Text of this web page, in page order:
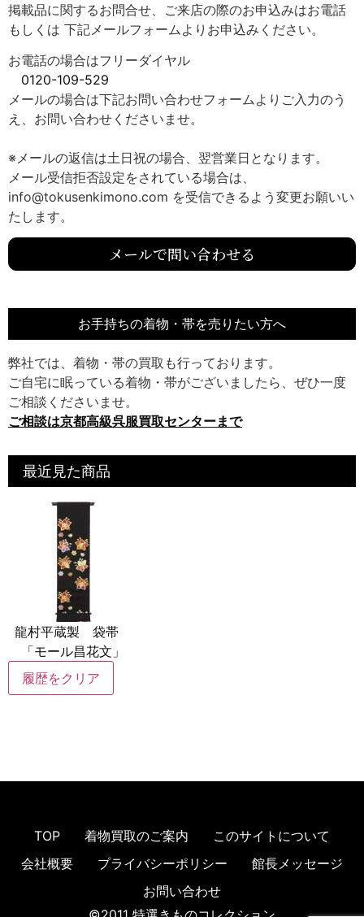
掲載品に関するお問合せ、ご来店の際のお申込みはお電話
もしくは 下記メールフォームよりお申込みください。
お電話の場合はフリーダイヤル
0120-109-529
メールの場合は下記お問い合わせフォームよりご入力のう
え、お問い合わせくださいませ。
※メールの返信は土日祝の場合、翌営業日となります。
メール受信拒否設定をされている場合は、
info@tokusenkimono.com を受信できるよう変更お願いい
たします。
メールで問い合わせる
お手持ちの着物・帯を売りたい方へ
弊社では、着物・帯の買取も行っております。
ご自宅に眠っている着物・帯がございましたら、ぜひ一度
ご相談くださいませ。
ご相談は京都高級呉服買取センターまで
最近見た商品
龍村平蔵製 袋帯
「モール昌花文」
履歴をクリア
TOP 着物買取のご案内
このサイトについて
会社概要
プライバシーポリシー
館長メッセージ
お問い合わせ